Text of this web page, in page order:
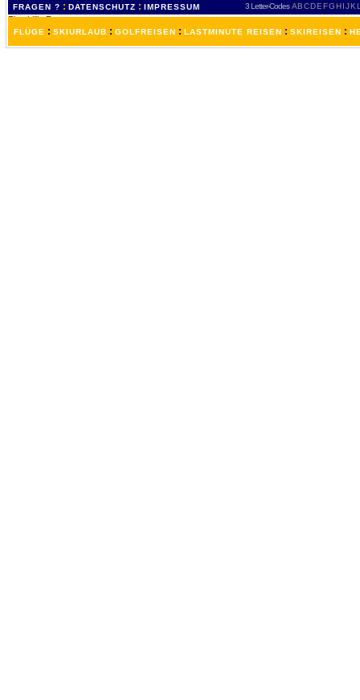
FRAGEN ? : DATENSCHUTZ : IMPRESSUM 3 Letter-Codes ABCDEFGH IJKL
FLÜGE : SKIURLAUB : GOLFREISEN : LASTMINUTE REISEN : SKIREISEN :